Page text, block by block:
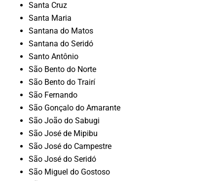
Santa Cruz
Santa Maria
Santana do Matos
Santana do Seridó
Santo Antônio
São Bento do Norte
São Bento do Trairí
São Fernando
São Gonçalo do Amarante
São João do Sabugi
São José de Mipibu
São José do Campestre
São José do Seridó
São Miguel do Gostoso